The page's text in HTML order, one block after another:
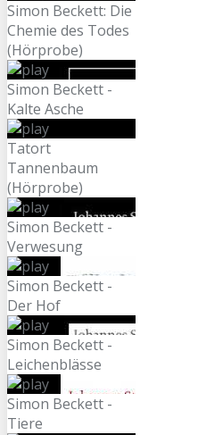
Simon Beckett: Die
Chemie des Todes
(Hörprobe)
Simon Beckett -
Kalte Asche
Tatort
Tannenbaum
(Hörprobe)
Simon Beckett -
Verwesung
Simon Beckett -
Der Hof
Simon Beckett -
Leichenblässe
Simon Beckett -
Tiere